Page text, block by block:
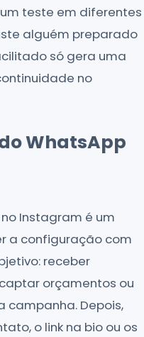
teste em diferentes
alguém preparado
só gera uma
no
WhatsApp
Instagram é um
a configuração com
receber
orçamentos ou
campanha. Depois,
o link na bio ou os